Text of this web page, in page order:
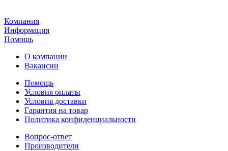
Компания
Информация
Помощь
О компании
Вакансии
Помощь
Условия оплаты
Условия доставки
Гарантия на товар
Политика конфиденциальности
Вопрос-ответ
Производители